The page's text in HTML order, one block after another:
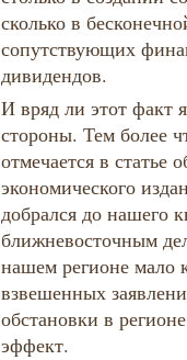
сколько в
сопутствующих
дивидендов.
И вряд ли этот факт
стороны. Тем более
отмечается в статье
экономического
добрался до нашего
ближневосточным
нашем регионе мало
взвешенных
обстановки в
эффект.